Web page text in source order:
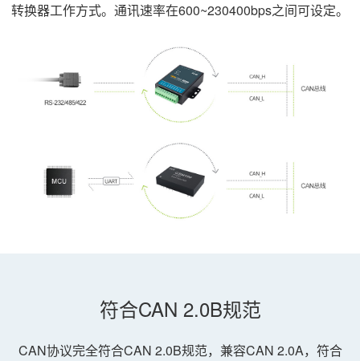
转换器工作方式。通讯速率在600~230400bps之间可设定。
符合CAN 2.0B规范
CAN协议完全符合CAN 2.0B规范，兼容CAN 2.0A，符合